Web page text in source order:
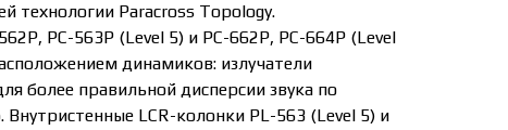
технологии Paracross Topology.
PC-563P (Level 5) и PC-662P, PC-664P (Level
динамиков: излучатели
более правильной дисперсии звука по
LCR-колонки PL-563 (Level 5) и